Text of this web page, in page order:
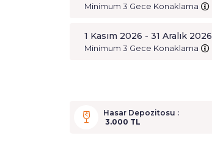
Minimum 3 Gece Konaklama
1 Kasım 2026 - 31 Aralık 2026
Minimum 3 Gece Konaklama
Hasar Depozitosu :
3.000 TL